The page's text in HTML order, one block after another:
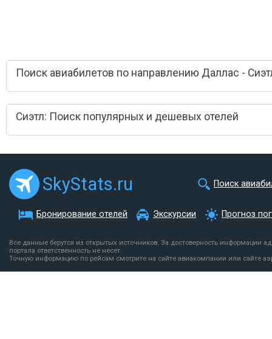
Поиск авиабилетов по направлению Даллас -
Сиэтл: Поиск популярных и дешевых отелей
SkyStats.ru Поиск
Бронирование отелей Экскурсии Прогноз
Все данные берутся из открытых источников. За достоверность информации
портала ответственность не несет.
Точную информацию по рейсам смотрите на сайте авиакомпании или сайте